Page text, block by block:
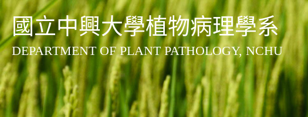
Skip
to
content
國立中興大學植物病理學系
DEPARTMENT OF PLANT PATHOLOGY, NCHU